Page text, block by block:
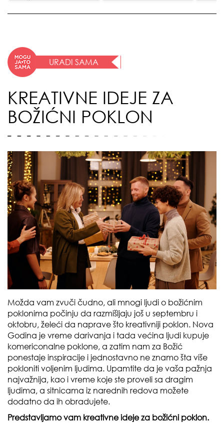
ZAMENOM OD 1.800
URADI SAMA
KREATIVNE IDEJE ZA
BOŽIĆNI POKLON
Možda vam zvuči čudno, ali mnogi ljudi o božićnim
poklonima počinju da razmišljaju još u septembru i
oktobru, želeći da naprave što kreativniji poklon. Nova
Godina je vreme darivanja i tada većina ljudi kupuje
komericonalne poklone, a zatim nam za Božić
ponestaje inspiracije i jednostavno ne znamo šta više
pokloniti voljenim ljudima. Upamtite da je vaša pažnja
najvažnija, kao i vreme koje ste proveli sa dragim
ljudima, a sitnicama iz narednih redova možete
dodatno da ih obradujete.
Predstavljamo vam kreativne ideje za božićni poklon.